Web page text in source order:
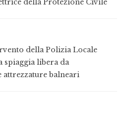
della Protezione Civile
della Polizia Locale
spiaggia libera da
attrezzature balneari